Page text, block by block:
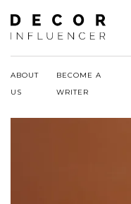
Skip
content
ABOUT
US
BECOME A
WRITER